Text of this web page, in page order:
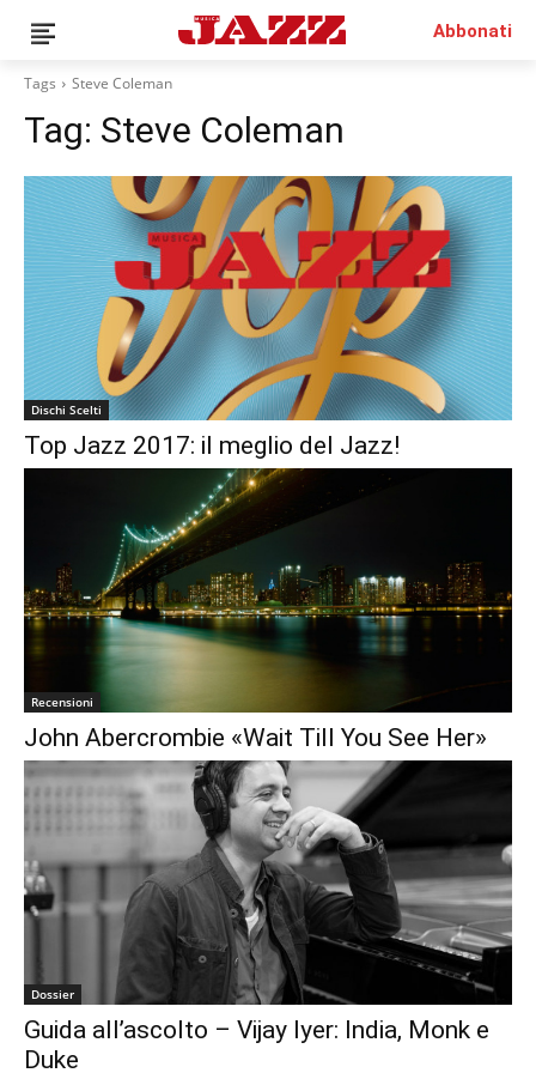
News
Interviste
Recensioni
Rubriche
Top Jazz
Radio
Negozio
Area riservata
Italiano
€0.00
Abbonati
Tags Steve Coleman
Tag: Steve Coleman
Dischi Scelti
Top Jazz 2017: il meglio del Jazz!
Recensioni
John Abercrombie «Wait Till You See Her»
Dossier
Guida all’ascolto – Vijay Iyer: India, Monk e
Duke